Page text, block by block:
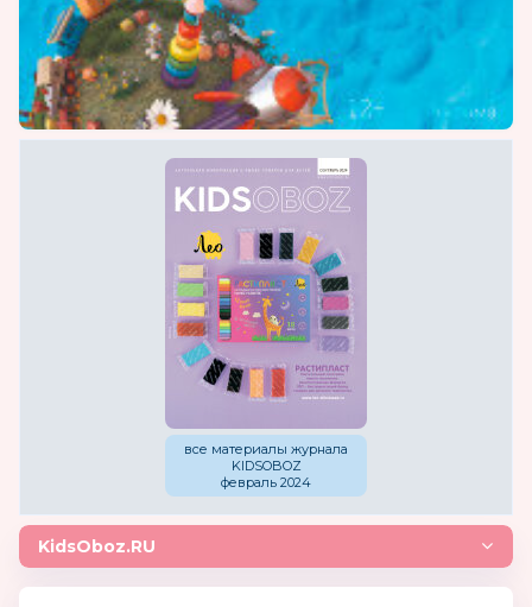
все материалы журнала
KIDSOBOZ
февраль 2024
KidsOboz.RU